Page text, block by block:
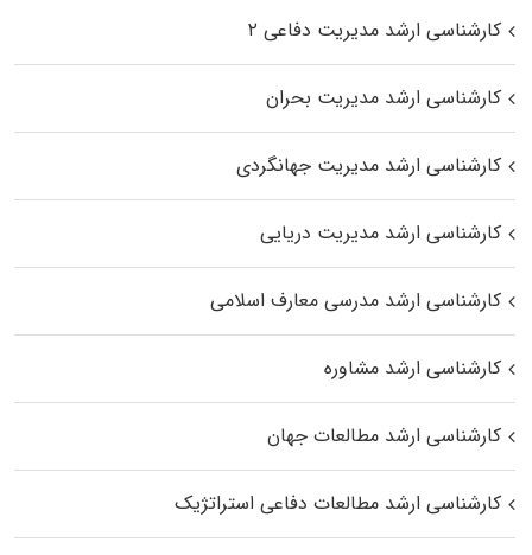
کارشناسی ارشد مدیریت دفاعی ۲
کارشناسی ارشد مدیریت بحران
کارشناسی ارشد مدیریت جهانگردی
کارشناسی ارشد مدیریت دریایی
کارشناسی ارشد مدرسی معارف اسلامی
کارشناسی ارشد مشاوره
کارشناسی ارشد مطالعات جهان
کارشناسی ارشد مطالعات دفاعی استراتژیک